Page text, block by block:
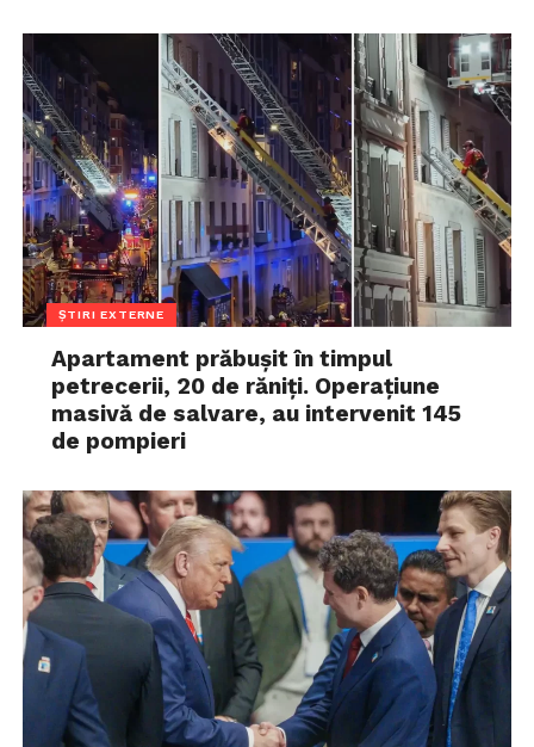
ȘTIRI EXTERNE
Apartament prăbușit în timpul
petrecerii, 20 de răniți. Operațiune
masivă de salvare, au intervenit 145
de pompieri